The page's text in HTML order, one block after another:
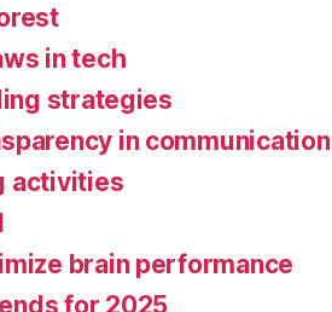
in tech
strategies
in communication
activities
brain performance
for 2025